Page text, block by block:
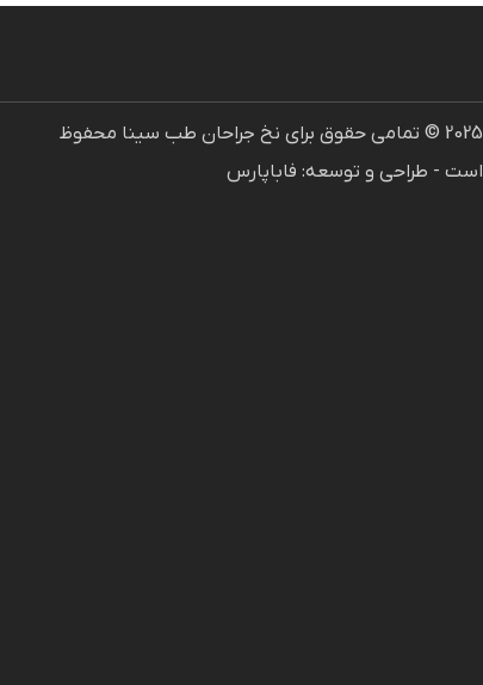
2025 © تمامی حقوق برای نخ جراحان طب سینا محفوظ
است - طراحی و توسعه: فاباپارس